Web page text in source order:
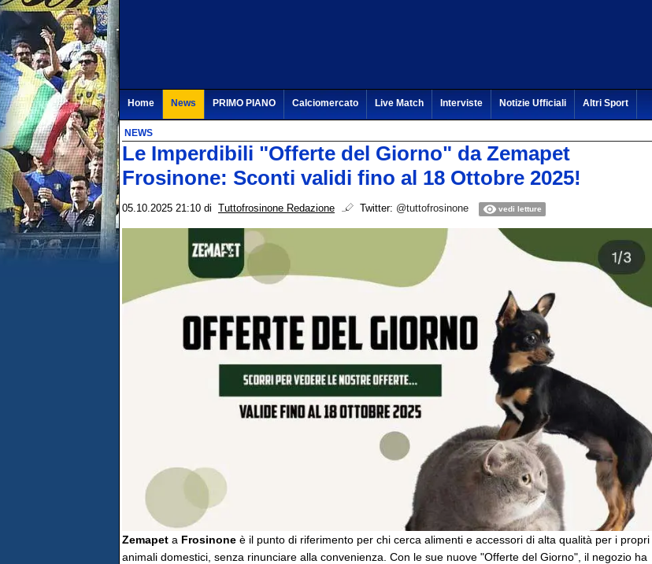
Home News PRIMO PIANO Calciomercato Live Match Interviste Notizie Ufficiali Altri Sport
NEWS
Le Imperdibili "Offerte del Giorno" da Zemapet
Frosinone: Sconti validi fino al 18 Ottobre 2025!
05.10.2025 21:10 di Tuttofrosinone Redazione Twitter: @tuttofrosinone vedi letture
Zemapet a Frosinone è il punto di riferimento per chi cerca alimenti e accessori di alta qualità per i propri
animali domestici, senza rinunciare alla convenienza. Con le sue nuove "Offerte del Giorno", il negozio ha